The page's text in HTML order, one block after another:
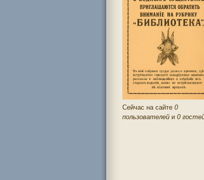
Сейчас на сайте 0
пользователей и 0